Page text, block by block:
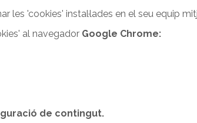
les 'cookies' instal·lades en el seu equip
al navegador Google Chrome:
de contingut.